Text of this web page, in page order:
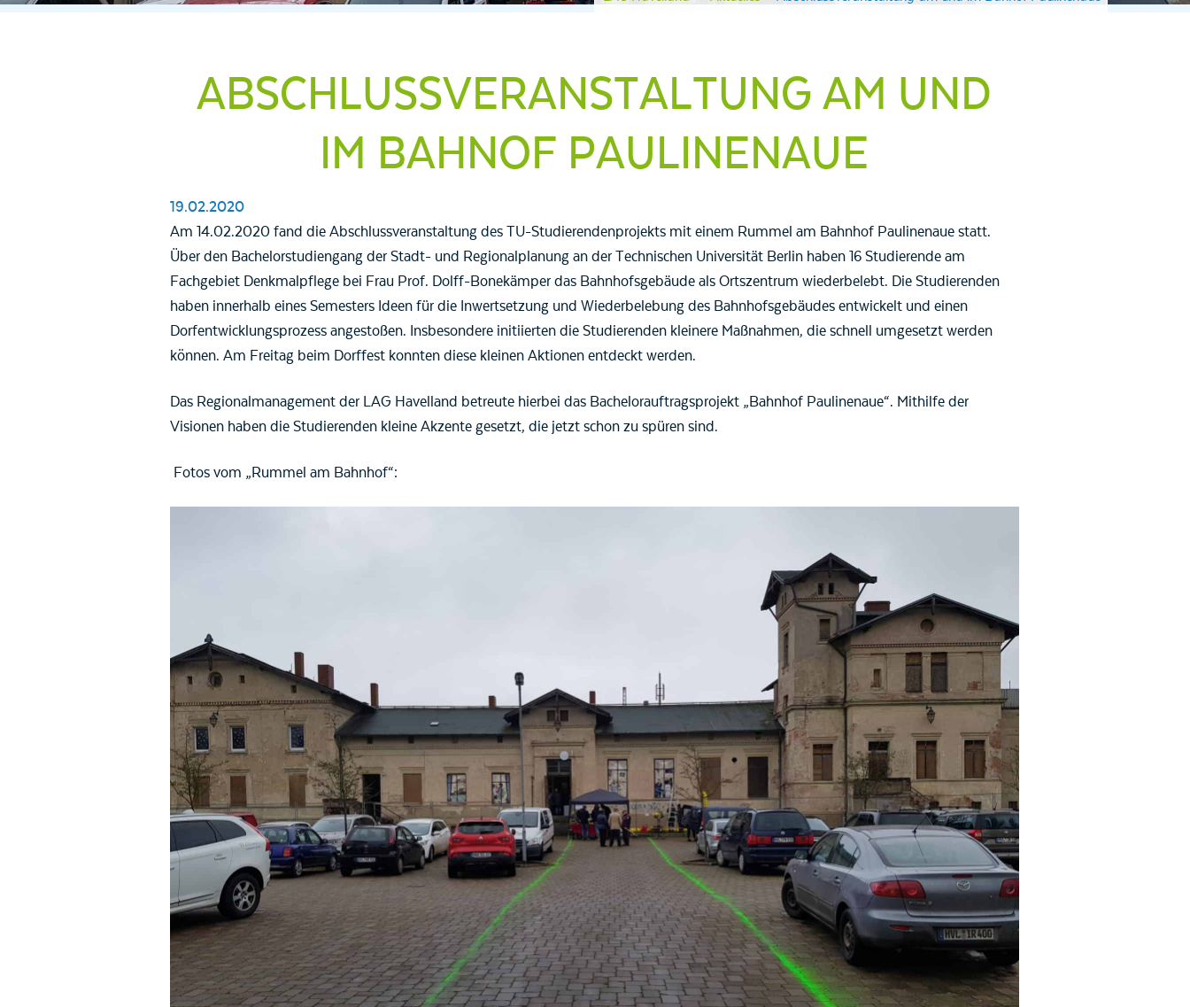
ABSCHLUSSVERANSTALTUNG AM UND
IM BAHNOF PAULINENAUE
19.02.2020
Am 14.02.2020 fand die Abschlussveranstaltung des TU-Studierendenprojekts mit einem Rummel am Bahnhof Paulinenaue statt.
Über den Bachelorstudiengang der Stadt- und Regionalplanung an der Technischen Universität Berlin haben 16 Studierende am
Fachgebiet Denkmalpflege bei Frau Prof. Dolff-Bonekämper das Bahnhofsgebäude als Ortszentrum wiederbelebt. Die Studierenden
haben innerhalb eines Semesters Ideen für die Inwertsetzung und Wiederbelebung des Bahnhofsgebäudes entwickelt und einen
Dorfentwicklungsprozess angestoßen. Insbesondere initiierten die Studierenden kleinere Maßnahmen, die schnell umgesetzt werden
können. Am Freitag beim Dorffest konnten diese kleinen Aktionen entdeckt werden.
Das Regionalmanagement der LAG Havelland betreute hierbei das Bachelorauftragsprojekt „Bahnhof Paulinenaue“. Mithilfe der
Visionen haben die Studierenden kleine Akzente gesetzt, die jetzt schon zu spüren sind.
Fotos vom „Rummel am Bahnhof“: